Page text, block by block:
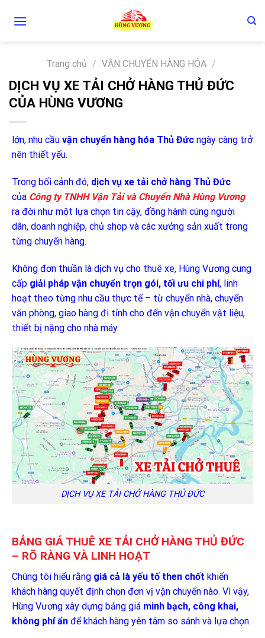
Trang chủ / VẬN CHUYỂN HÀNG HÓA /
DỊCH VỤ XE TẢI CHỞ HÀNG THỦ ĐỨC
CỦA HÙNG VƯƠNG
lớn, nhu cầu vận chuyển hàng hóa Thủ Đức ngày càng trở
nên thiết yếu.
Trong bối cảnh đó, dịch vụ xe tải chở hàng Thủ Đức
của Công ty TNHH Vận Tải và Chuyển Nhà Hùng Vương
ra đời như một lựa chọn tin cậy, đồng hành cùng người
dân, doanh nghiệp, chủ shop và các xưởng sản xuất trong
từng chuyến hàng.
Không đơn thuần là dịch vụ cho thuê xe, Hùng Vương cung
cấp giải pháp vận chuyển trọn gói, tối ưu chi phí, linh
hoạt theo từng nhu cầu thực tế – từ chuyển nhà, chuyển
văn phòng, giao hàng đi tỉnh cho đến vận chuyển vật liệu,
thiết bị nặng cho nhà máy.
DỊCH VỤ XE TẢI CHỞ HÀNG THỦ ĐỨC
BẢNG GIÁ THUÊ XE TẢI CHỞ HÀNG THỦ ĐỨC
– RÕ RÀNG VÀ LINH HOẠT
Chúng tôi hiểu rằng giá cả là yếu tố then chốt khiến
khách hàng quyết định chọn đơn vị vận chuyển nào. Vì vậy,
Hùng Vương xây dựng bảng giá minh bạch, công khai,
không phí ẩn để khách hàng yên tâm so sánh và lựa chọn.